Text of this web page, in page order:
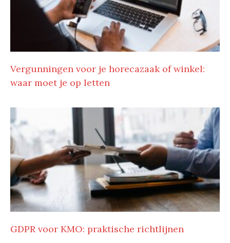
Vergunningen voor je horecazaak of winkel:
waar moet je op letten
GDPR voor KMO: praktische richtlijnen